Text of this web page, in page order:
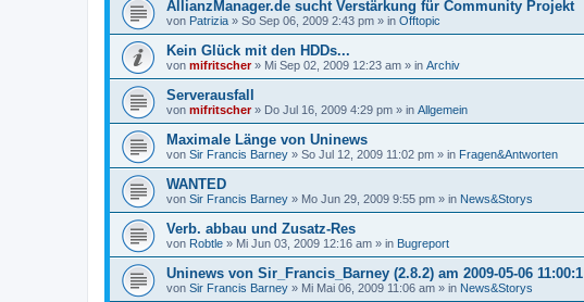
AllianzManager.de sucht Verstärkung für Community Projekt
von Patrizia » So Sep 06, 2009 2:43 pm » in Offtopic
Kein Glück mit den HDDs...
von mifritscher» Mi Sep 02, 2009 12:23 am » in Archiv
Serverausfall
von mifritscher» Do Jul 16, 2009 4:29 pm » in Allgemein
Maximale Länge von Uninews
von Sir Francis Barney » So Jul 12, 2009 11:02 pm » in Fragen&Antworten
WANTED
von Sir Francis Barney » Mo Jun 29, 2009 9:55 pm » in News&Storys
Verb. abbau und Zusatz-Res
von Robtle » Mi Jun 03, 2009 12:16 am » in Bugreport
Uninews von Sir_Francis_Barney (2.8.2) am 2009-05-06 11:00:1
von Sir Francis Barney » Mi Mai 06, 2009 11:06 am » in News&Storys